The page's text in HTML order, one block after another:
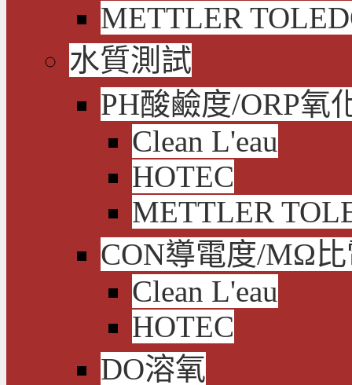
METTLER
水質測試
PH酸鹼度/ORP氧
Clean L'eau
HOTEC
METTLER
CON導電度/MΩ
Clean L'eau
HOTEC
DO溶氧